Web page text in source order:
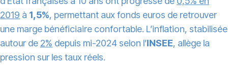
2019 à 1,5%, permettant aux fonds euros de retrouver
une marge bénéficiaire confortable. L’inflation, stabilisée
autour de 2% depuis mi-2024 selon l’INSEE, allège la
pression sur les taux réels.